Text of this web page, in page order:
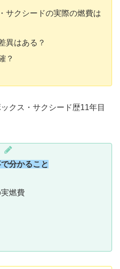
サクシードの実際の燃費は
異はある？
？
クス・サクシード歴11年目
分かること
燃費